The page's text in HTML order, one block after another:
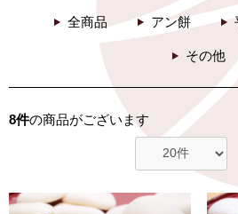
全商品 アン餅
その他
8件の商品がございます